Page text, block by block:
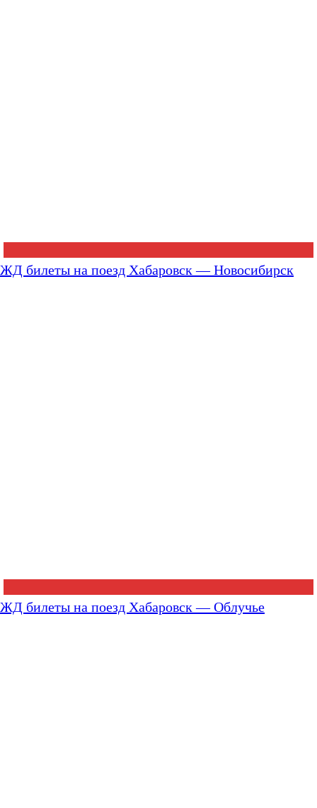
ЖД билеты на поезд Хабаровск — Новосибирск
ЖД билеты на поезд Хабаровск — Облучье